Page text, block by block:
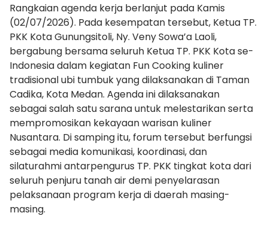
Rangkaian agenda kerja berlanjut pada Kamis
(02/07/2026). Pada kesempatan tersebut, Ketua TP.
PKK Kota Gunungsitoli, Ny. Veny Sowa’a Laoli,
bergabung bersama seluruh Ketua TP. PKK Kota se-
Indonesia dalam kegiatan Fun Cooking kuliner
tradisional ubi tumbuk yang dilaksanakan di Taman
Cadika, Kota Medan. Agenda ini dilaksanakan
sebagai salah satu sarana untuk melestarikan serta
mempromosikan kekayaan warisan kuliner
Nusantara. Di samping itu, forum tersebut berfungsi
sebagai media komunikasi, koordinasi, dan
silaturahmi antarpengurus TP. PKK tingkat kota dari
seluruh penjuru tanah air demi penyelarasan
pelaksanaan program kerja di daerah masing-
masing.